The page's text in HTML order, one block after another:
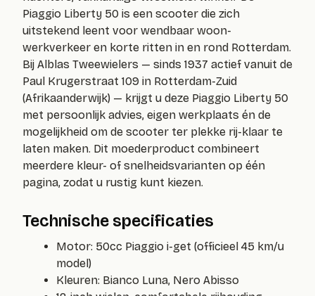
Piaggio Liberty 50 is een scooter die zich
uitstekend leent voor wendbaar woon-
werkverkeer en korte ritten in en rond Rotterdam.
Bij Alblas Tweewielers — sinds 1937 actief vanuit de
Paul Krugerstraat 109 in Rotterdam-Zuid
(Afrikaanderwijk) — krijgt u deze Piaggio Liberty 50
met persoonlijk advies, eigen werkplaats én de
mogelijkheid om de scooter ter plekke rij-klaar te
laten maken. Dit moederproduct combineert
meerdere kleur- of snelheidsvarianten op één
pagina, zodat u rustig kunt kiezen.
Technische specificaties
Motor: 50cc Piaggio i-get (officieel 45 km/u
model)
Kleuren: Bianco Luna, Nero Abisso